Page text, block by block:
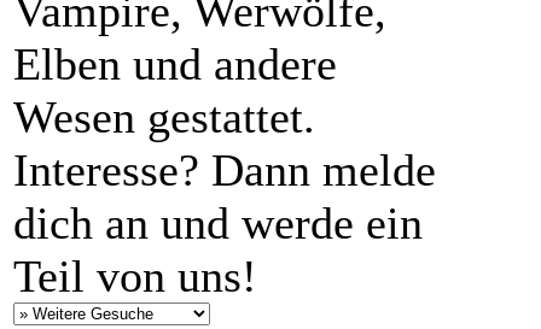
Vampire, Werwölfe,
Elben und andere
Wesen gestattet.
Interesse? Dann melde
dich an und werde ein
Teil von uns!